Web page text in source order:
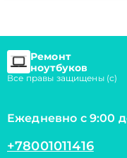
Ремонт
ноутбуков
Все правы защищены (с)
Ежедневно с 9:00
+78001011416